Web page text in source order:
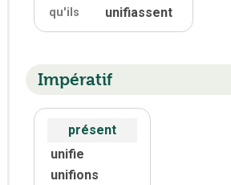
qu'ils unifiassent
Impératif
présent
unifie
unifions